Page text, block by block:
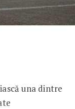
de
una dintre